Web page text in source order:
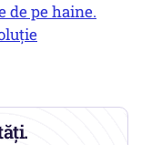
de pe haine.